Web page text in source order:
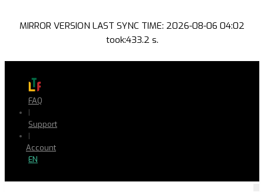
MIRROR VERSION LAST SYNC TIME: 2026-08-06 04:02
took:433.2 s.
FAQ
|
Support
|
Account
EN